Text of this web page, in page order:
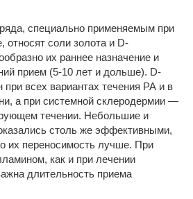
специально применяемым при
относят соли золота и D-
их раннее назначение и
прием (5-10 лет и дольше). D-
при всех вариантах течения РА и в
а при системной склеродермии —
течении. Небольшие и
столь же эффективными,
их переносимость лучше. При
как и при лечении
длительность приема